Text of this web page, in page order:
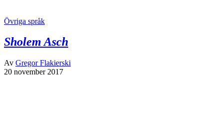
Övriga språk
Sholem Asch
Av Gregor Flakierski
20 november 2017